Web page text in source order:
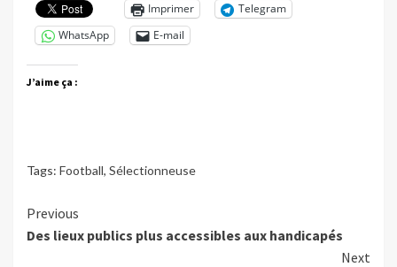
Imprimer
Telegram
WhatsApp
E-mail
J’aime ça :
Tags: Football, Sélectionneuse
Continue
Reading
Previous
Des lieux publics plus accessibles aux handicapés
Next